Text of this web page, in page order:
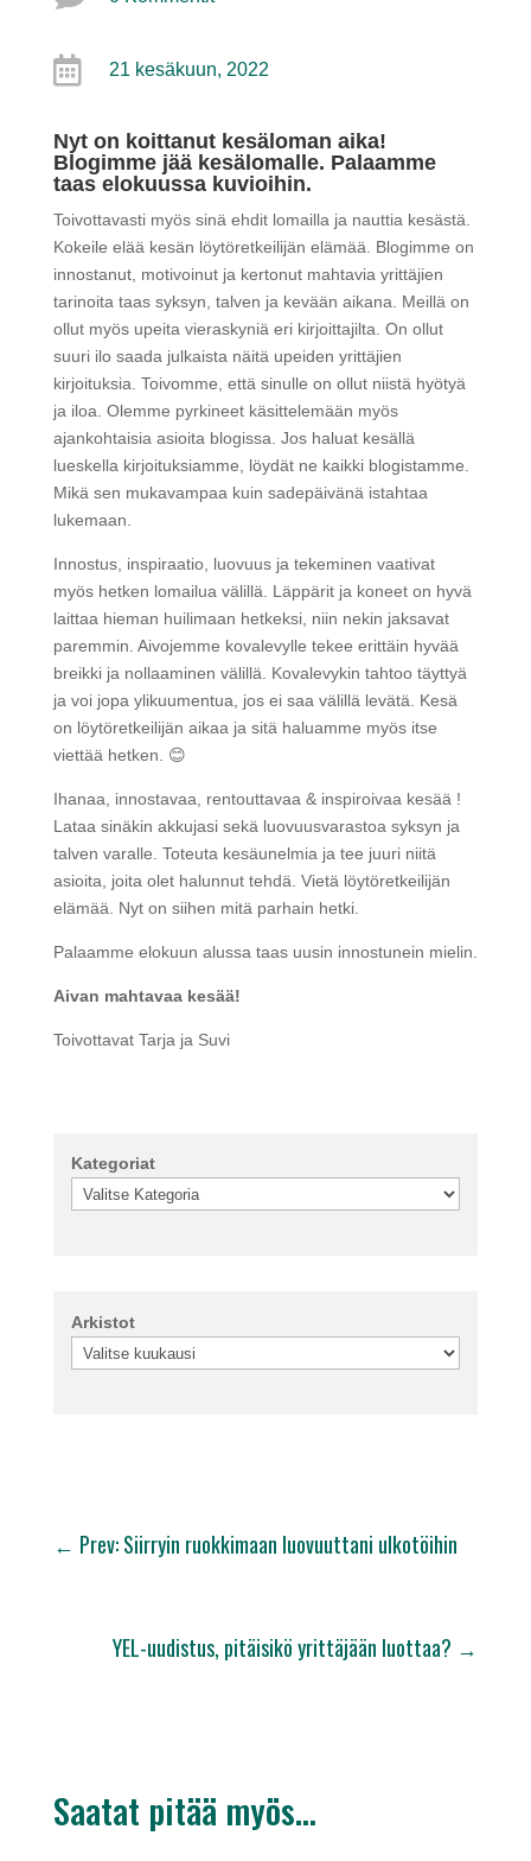
 21 kesäkuun, 2022
Nyt on koittanut kesäloman aika!
Blogimme jää kesälomalle. Palaamme
taas elokuussa kuvioihin.
Toivottavasti myös sinä ehdit lomailla ja nauttia kesästä.
Kokeile elää kesän löytöretkeilijän elämää. Blogimme on
innostanut, motivoinut ja kertonut mahtavia yrittäjien
tarinoita taas syksyn, talven ja kevään aikana. Meillä on
ollut myös upeita vieraskyniä eri kirjoittajilta. On ollut
suuri ilo saada julkaista näitä upeiden yrittäjien
kirjoituksia. Toivomme, että sinulle on ollut niistä hyötyä
ja iloa. Olemme pyrkineet käsittelemään myös
ajankohtaisia asioita blogissa. Jos haluat kesällä
lueskella kirjoituksiamme, löydät ne kaikki blogistamme.
Mikä sen mukavampaa kuin sadepäivänä istahtaa
lukemaan.
Innostus, inspiraatio, luovuus ja tekeminen vaativat
myös hetken lomailua välillä. Läppärit ja koneet on hyvä
laittaa hieman huilimaan hetkeksi, niin nekin jaksavat
paremmin. Aivojemme kovalevylle tekee erittäin hyvää
breikki ja nollaaminen välillä. Kovalevykin tahtoo täyttyä
ja voi jopa ylikuumentua, jos ei saa välillä levätä. Kesä
on löytöretkeilijän aikaa ja sitä haluamme myös itse
viettää hetken. 😊
Ihanaa, innostavaa, rentouttavaa & inspiroivaa kesää !
Lataa sinäkin akkujasi sekä luovuusvarastoa syksyn ja
talven varalle. Toteuta kesäunelmia ja tee juuri niitä
asioita, joita olet halunnut tehdä. Vietä löytöretkeilijän
elämää. Nyt on siihen mitä parhain hetki.
Palaamme elokuun alussa taas uusin innostunein mielin.
Aivan mahtavaa kesää!
Toivottavat Tarja ja Suvi
Kategoriat
Arkistot
← Prev: Siirryin ruokkimaan luovuuttani ulkotöihin
YEL-uudistus, pitäisikö yrittäjään luottaa? →
Saatat pitää myös…